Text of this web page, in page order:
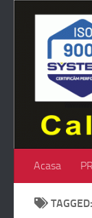
Skip to content
Acasa
TAGGED: